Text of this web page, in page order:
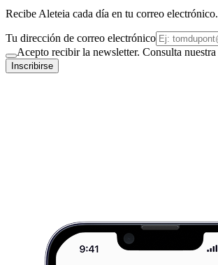
Recibe Aleteia cada día en tu correo electrónico.
Tu dirección de correo electrónico
Acepto recibir la newsletter. Consulta nuestra
Inscribirse